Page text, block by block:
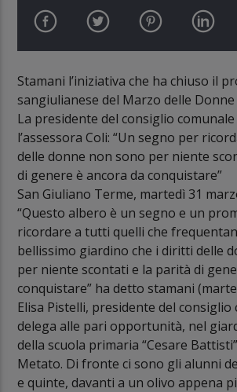
Stamani l’iniziativa che ha chiuso il
sangiulianese del Marzo delle Donne
La presidente del consiglio
l’assessora Coli: “Un segno per
delle donne non sono per niente
di genere è ancora da conquistare”
San Giuliano Terme, martedì 31
“Questo albero è un segno e un
ricordare a tutti quelli che
bellissimo giardino che i diritti delle
per niente scontati e la parità di
conquistare” ha detto stamani
Elisa Pistelli, presidente del consiglio
delega alle pari opportunità, nel
della scuola primaria “Cesare
Metato. Di fronte ci sono gli alunni
e quinte, davanti a un olivo appena